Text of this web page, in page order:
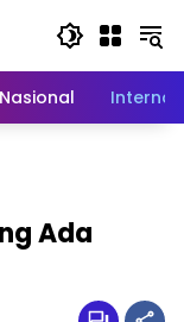
Nasional
Ada